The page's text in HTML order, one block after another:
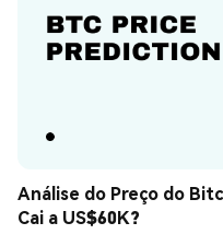
Análise do Preço do
Cai a US$60K?